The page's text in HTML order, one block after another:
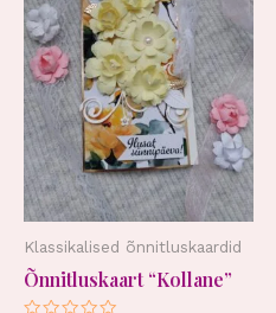
Klassikalised õnnitluskaardid
Õnnitluskaart “Kollane”